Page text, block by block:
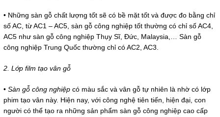
• Những sàn gỗ chất lượng tốt sẽ có bề mặt tốt và được đo bằng chỉ
số AC, từ AC1 – AC5, sàn gỗ công nghiệp tốt thường có chỉ số AC4,
AC5 như sàn gỗ công nghiệp Thụy Sĩ, Đức, Malaysia,… Sàn gỗ
công nghiệp Trung Quốc thường chỉ có AC2, AC3.
2. Lớp film tạo vân gỗ
• Sàn gỗ công nghiệpcó màu sắc và vân gỗ tự nhiên là nhờ có lớp
phim tạo vân này. Hiện nay, với công nghệ tiên tiến, hiện đại, con
người có thể tạo ra những sản phẩm sàn gỗ công nghiệp cao cấp